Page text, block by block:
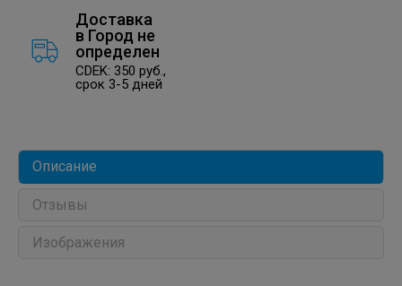
Доставка
в Город не
определен
CDEK: 350 руб.,
срок 3-5 дней
Описание
Отзывы
Изображения